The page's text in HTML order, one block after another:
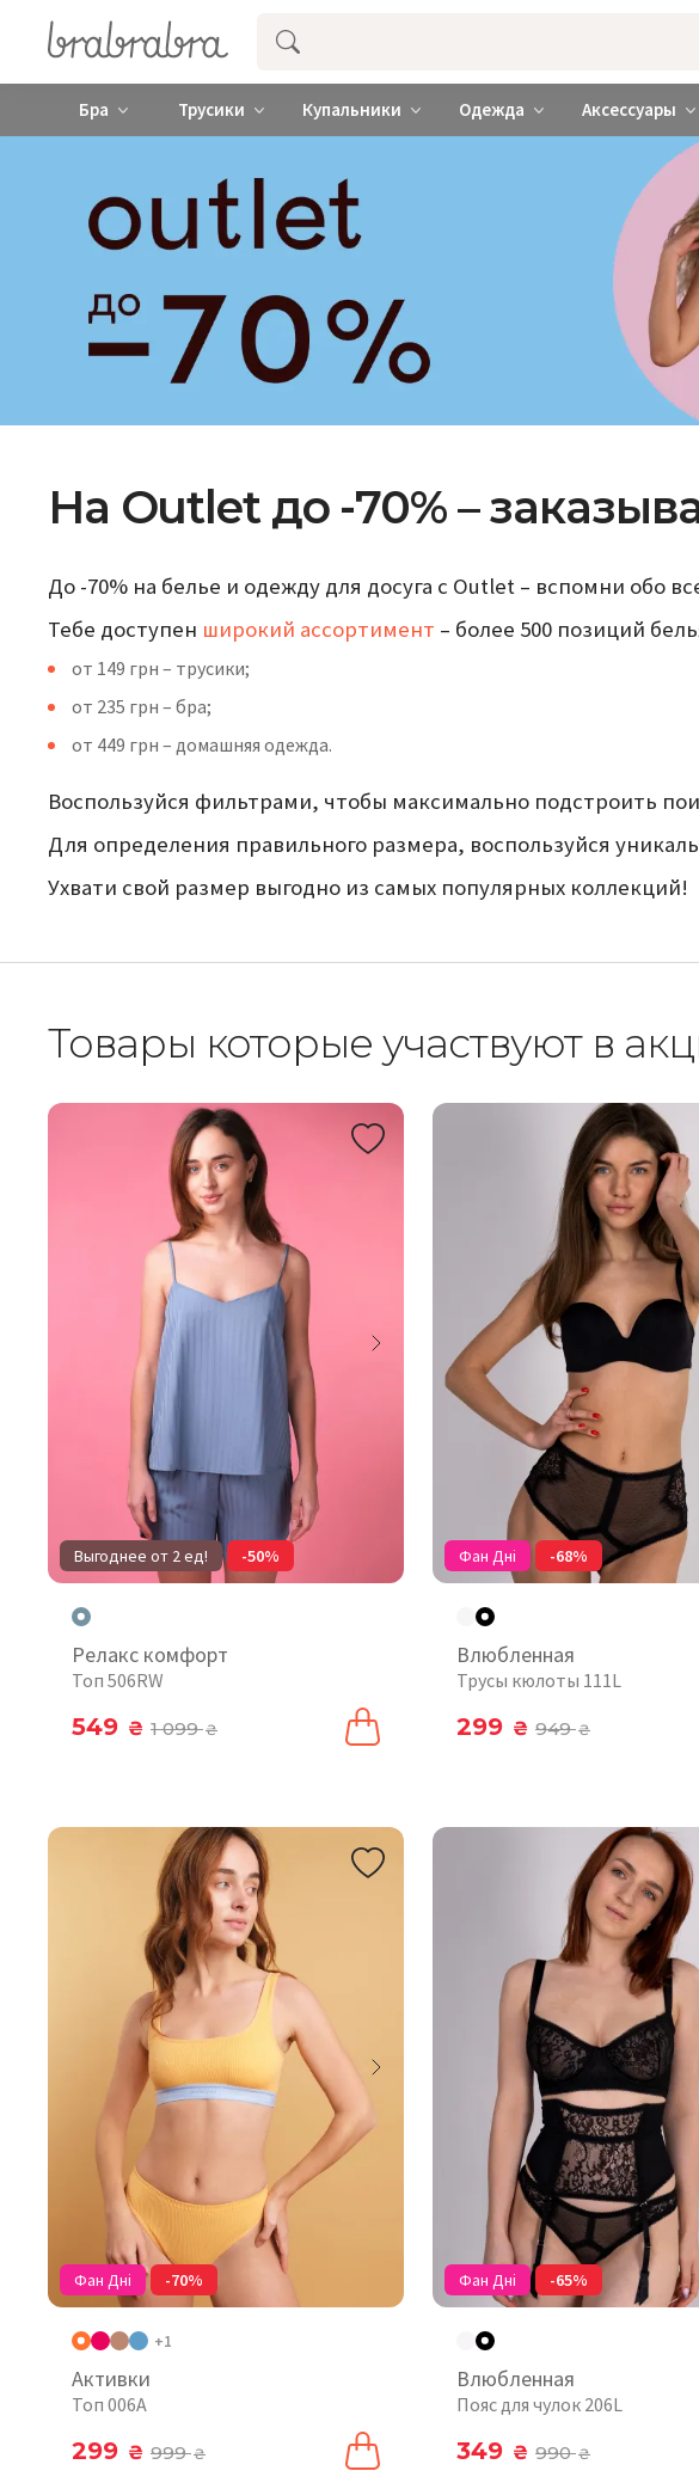
Купить нижнее женское белье ❤️ brabrabra ❤️ Киев и
Бра Трусики Купальники Одежда Аксессуары
На Outlet до -70% –
До -70% на белье и одежду для досуга с Outlet – вспомни обо
Тебе доступен широкий ассортимент – более 500 позиций
от 149 грн – трусики;
от 235 грн – бра;
от 449 грн – домашняя одежда.
Воспользуйся фильтрами, чтобы максимально подстроить
Для определения правильного размера, воспользуйся
Ухвати свой размер выгодно из самых популярных коллекций!
Товары которые участвуют в
Выгоднее от 2 ед! -50%
Релакс комфорт
Топ 506RW
549 ₴ 1 099₴
Фан Дні -68%
Влюбленная
Трусы кюлоты 111L
299 ₴ 949₴
Фан Дні -70%
+1
Активки
Топ 006A
299 ₴ 999₴
Фан Дні -65%
Влюбленная
Пояс для чулок 206L
349 ₴ 990₴